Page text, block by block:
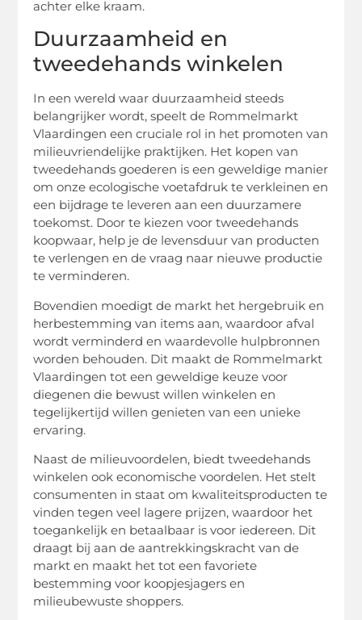
achter elke kraam.
Duurzaamheid en
tweedehands winkelen
In een wereld waar duurzaamheid steeds
belangrijker wordt, speelt de Rommelmarkt
Vlaardingen een cruciale rol in het promoten van
milieuvriendelijke praktijken. Het kopen van
tweedehands goederen is een geweldige manier
om onze ecologische voetafdruk te verkleinen en
een bijdrage te leveren aan een duurzamere
toekomst. Door te kiezen voor tweedehands
koopwaar, help je de levensduur van producten
te verlengen en de vraag naar nieuwe productie
te verminderen.
Bovendien moedigt de markt het hergebruik en
herbestemming van items aan, waardoor afval
wordt verminderd en waardevolle hulpbronnen
worden behouden. Dit maakt de Rommelmarkt
Vlaardingen tot een geweldige keuze voor
diegenen die bewust willen winkelen en
tegelijkertijd willen genieten van een unieke
ervaring.
Naast de milieuvoordelen, biedt tweedehands
winkelen ook economische voordelen. Het stelt
consumenten in staat om kwaliteitsproducten te
vinden tegen veel lagere prijzen, waardoor het
toegankelijk en betaalbaar is voor iedereen. Dit
draagt bij aan de aantrekkingskracht van de
markt en maakt het tot een favoriete
bestemming voor koopjesjagers en
milieubewuste shoppers.